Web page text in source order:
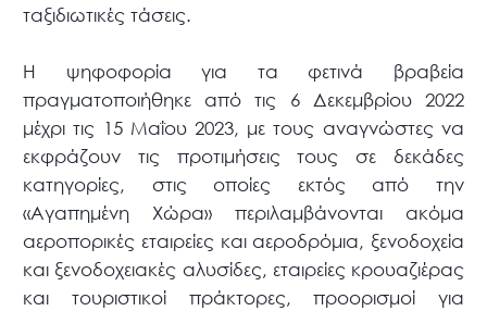
ταξιδιωτικές τάσεις.
Η ψηφοφορία για τα φετινά βραβεία
πραγματοποιήθηκε από τις 6 Δεκεμβρίου 2022
μέχρι τις 15 Μαΐου 2023, με τους αναγνώστες να
εκφράζουν τις προτιμήσεις τους σε δεκάδες
κατηγορίες, στις οποίες εκτός από την
«Αγαπημένη Χώρα» περιλαμβάνονται ακόμα
αεροπορικές εταιρείες και αεροδρόμια, ξενοδοχεία
και ξενοδοχειακές αλυσίδες, εταιρείες κρουαζιέρας
και τουριστικοί πράκτορες, προορισμοί για